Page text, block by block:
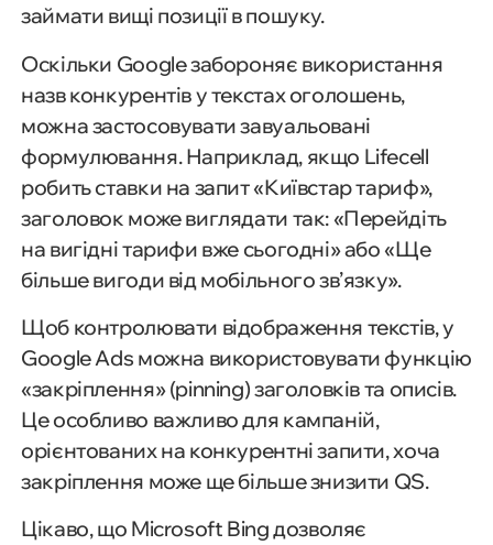
займати вищі позиції в пошуку.
Оскільки Google забороняє використання
назв конкурентів у текстах оголошень,
можна застосовувати завуальовані
формулювання. Наприклад, якщо Lifecell
робить ставки на запит «Київстар тариф»,
заголовок може виглядати так: «Перейдіть
на вигідні тарифи вже сьогодні» або «Ще
більше вигоди від мобільного зв’язку».
Щоб контролювати відображення текстів, у
Google Ads можна використовувати функцію
«закріплення» (pinning) заголовків та описів.
Це особливо важливо для кампаній,
орієнтованих на конкурентні запити, хоча
закріплення може ще більше знизити QS.
Цікаво, що Microsoft Bing дозволяє